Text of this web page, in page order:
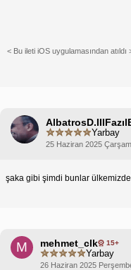
< Bu ileti iOS uygulamasından atıldı
Yarbay
25 Haziran 2025
şaka gibi şimdi bunlar
M mehmet_clk 15+
Yarbay
26 Haziran 2025